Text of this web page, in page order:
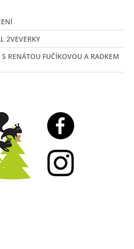
2VEVERKY
RENÁTOU FUČÍKOVOU A RADKEM